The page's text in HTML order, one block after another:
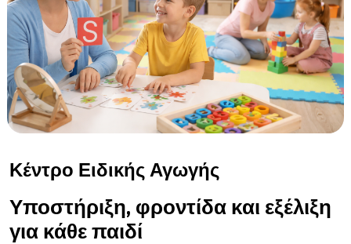
Κέντρο Ειδικής Αγωγής
Υποστήριξη, φροντίδα και εξέλιξη
για κάθε παιδί